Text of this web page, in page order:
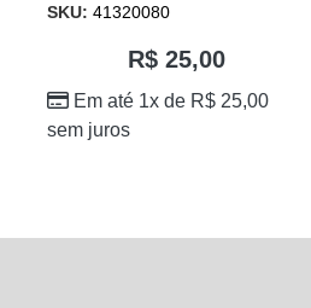
SKU: 41320080
R$25,00
Em até 1x de R$ 25,00
sem juros